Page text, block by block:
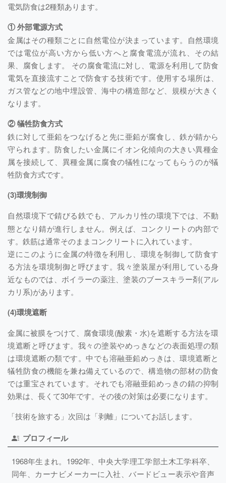
電気防食は2種類あります。
① 外部電源方式
金属はその種類ごとに自然電位が決まっています。自然環境
では電位が高い方から低い方へと腐食電流が流れ、その結
果、腐食します。 その腐食電流に対し、電源を利用して防食
電気を直接流すことで防食する技術です。使用する場所は、
ガス管などの地中埋設管、海中の構造部など、規模が大きく
なります。
② 犠牲防食方式
鉄に対して亜鉛をつなげると先に亜鉛が腐食し、鉄が錆から
守られます。防食したい金属にイオン化傾向の大きい異種金
属を接続して、異種金属に腐食の犠牲になってもらうのが犠
牲防食方式です。
(3)環境制御
自然環境下で錆びる鉄でも、アルカリ性の環境下では、不動
態となり錆が進行しません。例えば、コンクリートの内部で
す。鉄筋は通常そのままコンクリートに入れています。
逆にこのように金属の特徴を利用し、環境を制御して防食す
る方法を環境制御と呼びます。我々塗装屋が利用している身
近なものでは、ボイラーの薬注、塗装のブースキラー剤(アル
カリ系)があります。
(4)環境遮断
金属に被膜をつけて、腐食環境(酸素・水)を遮断する方法を環
境遮断と呼びます。我々の塗装やめっきなどの表面処理の類
は環境遮断の類です。中でも溶融亜鉛めっきは、環境遮断と
犠牲防食の機能を兼ね備えているので、構造物の部材の防食
では重宝されています。それでも溶融亜鉛めっきの錆の抑制
効果は、長くて30年です。その後の対策は必要になります。
「技術を旅する」次回は「剥離」についてお話します。
プロフィール
1968年生まれ。1992年、中央大学理工学部土木工学科卒、
同年、カーナビメーカーに入社、バードビュー表示や音声